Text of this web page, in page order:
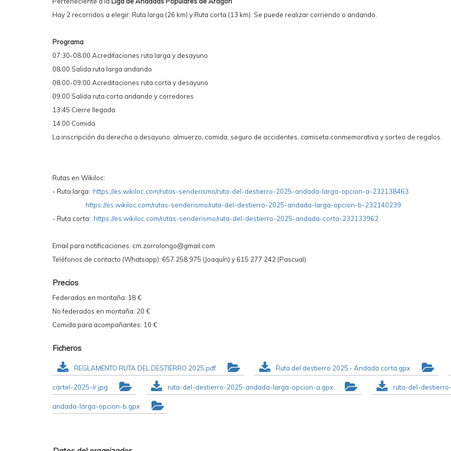
Hay 2 recorridos a elegir: Ruta larga (26 km) y Ruta corta (13 km). Se puede realizar corriendo o andando.
Programa
07:30-08:00 Acreditaciones ruta larga y desayuno
08:00 Salida ruta larga andando
08:00-09:00 Acreditaciones ruta corta y desayuno
09:00 Salida ruta corta andando y corredores
13:45 Cierre llegada
14:00 Comida
La inscripción da derecho a desayuno, almuerzo, comida, seguro de accidentes, camiseta conmemorativa y sorteo de regalos.
Rutas en Wikiloc:
- Ruta larga: https://es.wikiloc.com/rutas-senderismo/ruta-del-destierro-2025-andada-larga-opcion-a-232138463
https://es.wikiloc.com/rutas-senderismo/ruta-del-destierro-2025-andada-larga-opcion-b-232140239
- Ruta corta: https://es.wikiloc.com/rutas-senderismo/ruta-del-destierro-2025-andada-corta-232133962
Email para notificaciones: cm.zorrolongo@gmail.com
Teléfonos de contacto (Whatsapp): 657 258 975 (Joaquín) y 615 277 242 (Pascual)
Precios
Federados en montaña: 18 €
No federados en montaña: 20 €
Comida para acompañantes: 10 €
Ficheros
REGLAMENTO RUTA DEL DESTIERRO 2025.pdf Ruta del destierro 2025.- Andada corta.gpx
cartel-2025-lr.jpg ruta-del-destierro-2025-andada-larga-opcion-a.gpx ruta-del-
andada-larga-opcion-b.gpx